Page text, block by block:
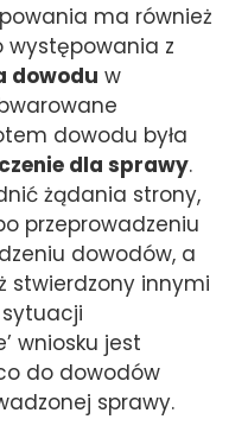
ma również
z
dowodu w
dowodu była
dla sprawy.
żądania strony,
przeprowadzeniu
dowodów, a
stwierdzony innymi
wniosku jest
do dowodów
sprawy.